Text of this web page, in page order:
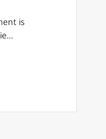
is
over Synodaliteit